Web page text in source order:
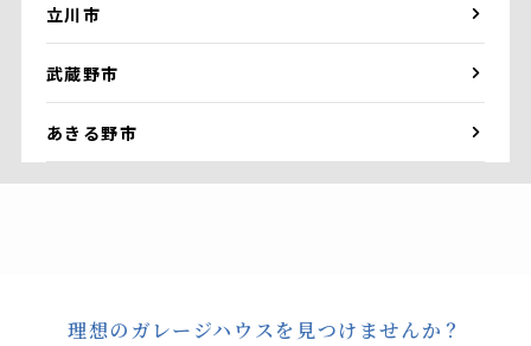
立川市
武蔵野市
あきる野市
理想のガレージハウスを見つけませんか？